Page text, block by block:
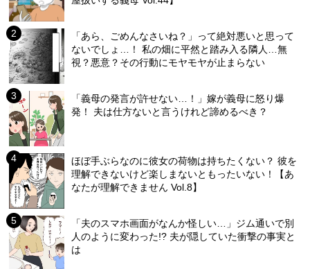
「あら、ごめんなさいね？」って絶対悪いと思って
ないでしょ…！ 私の畑に平然と踏み入る隣人…無
視？悪意？その行動にモヤモヤが止まらない
「義母の発言が許せない…！」嫁が義母に怒り爆
発！ 夫は仕方ないと言うけれど諦めるべき？
ほぼ手ぶらなのに彼女の荷物は持ちたくない？ 彼を
理解できないけど楽しまないともったいない！【あ
なたが理解できません Vol.8】
「夫のスマホ画面がなんか怪しい…」ジム通いで別
人のように変わった!? 夫が隠していた衝撃の事実と
は